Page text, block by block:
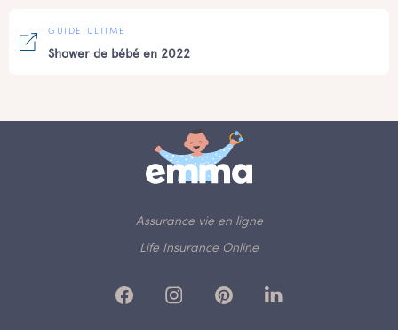
GUIDE ULTIME
Shower de bébé en 2022
Assurance vie en ligne
Life Insurance Online